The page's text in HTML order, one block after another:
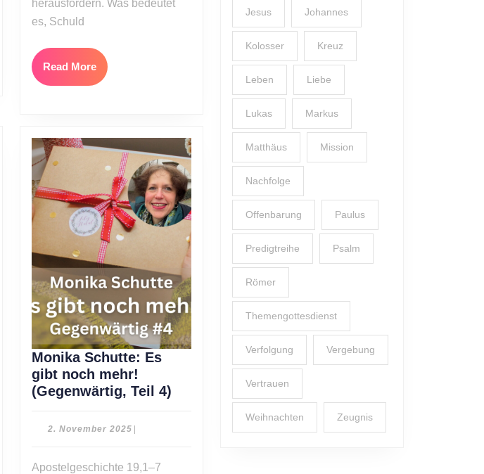
herausfordern. Was bedeutet
es, Schuld
Read MoreRead
More
Monika Schutte: Es
gibt noch mehr!
(Gegenwärtig, Teil 4)Monika
2. November 20252.
Apostelgeschichte 19,1–7
Jesus Johannes
Kolosser Kreuz
Leben Liebe
Lukas Markus
Matthäus Mission
Nachfolge
Offenbarung Paulus
Predigtreihe Psalm
Römer
Themengottesdienst
Verfolgung Vergebung
Vertrauen
Weihnachten Zeugnis